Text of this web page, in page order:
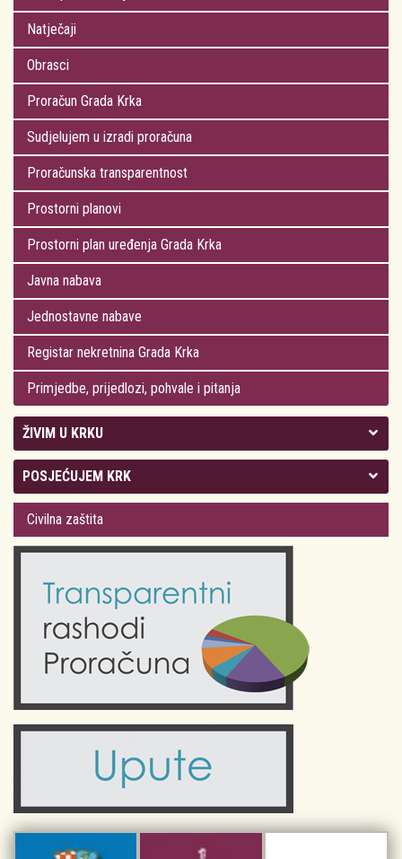
Natječaji
Obrasci
Proračun Grada Krka
Sudjelujem u izradi proračuna
Proračunska transparentnost
Prostorni planovi
Prostorni plan uređenja Grada Krka
Javna nabava
Jednostavne nabave
Registar nekretnina Grada Krka
Primjedbe, prijedlozi, pohvale i pitanja
ŽIVIM U KRKU
Kolegij gradonačelnika
Gradsko vijeće
Odluke Grada Krka (Službene novine PGŽ)
Obrazovanje
Komunalne usluge
Civilni sektor (arhiva udruga)
Sport i rekreacija
POSJEĆUJEM KRK
Plan Grada Krka
Krk 360° VR panorama
Krk uživo
Fotogalerije
Kalendar događanja
Turistička zajednica otoka Krka
Kulturno-turistička ruta Putovima Frankopana
Civilna zaštita